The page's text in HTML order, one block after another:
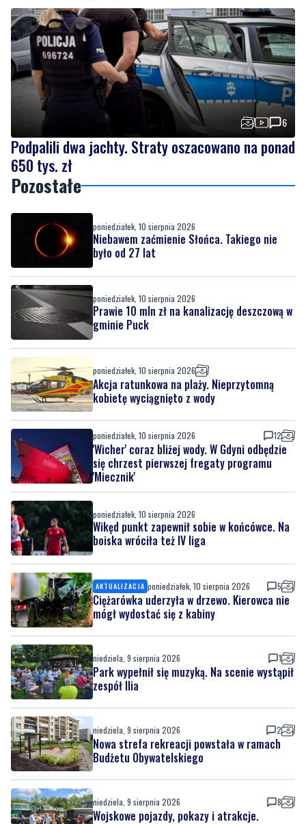
6
Podpalili dwa jachty. Straty oszacowano na ponad
650 tys. zł
Pozostałe
poniedziałek, 10 sierpnia 2026
Niebawem zaćmienie Słońca. Takiego nie
było od 27 lat
poniedziałek, 10 sierpnia 2026
Prawie 10 mln zł na kanalizację deszczową w
gminie Puck
poniedziałek, 10 sierpnia 2026
Akcja ratunkowa na plaży. Nieprzytomną
kobietę wyciągnięto z wody
poniedziałek, 10 sierpnia 2026 12
'Wicher' coraz bliżej wody. W Gdyni odbędzie
się chrzest pierwszej fregaty programu
'Miecznik'
poniedziałek, 10 sierpnia 2026
Wikęd punkt zapewnił sobie w końcówce. Na
boiska wróciła też IV liga
AKTUALIZACJA poniedziałek, 10 sierpnia 2026 5
Ciężarówka uderzyła w drzewo. Kierowca nie
mógł wydostać się z kabiny
niedziela, 9 sierpnia 2026 1
Park wypełnił się muzyką. Na scenie wystąpił
zespół Ilia
niedziela, 9 sierpnia 2026 2
Nowa strefa rekreacji powstała w ramach
Budżetu Obywatelskiego
niedziela, 9 sierpnia 2026 8
Wojskowe pojazdy, pokazy i atrakcje.